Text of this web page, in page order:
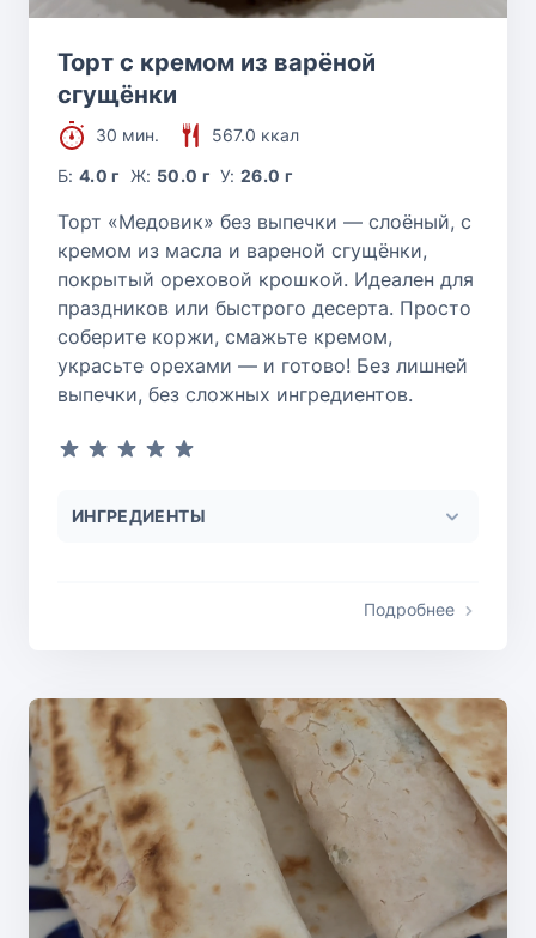
Торт с кремом из варёной
сгущёнки
30 мин.
567.0 ккал
Б:4.0 г Ж: 50.0 г У:26.0 г
Торт «Медовик» без выпечки — слоёный, с
кремом из масла и вареной сгущёнки,
покрытый ореховой крошкой. Идеален для
праздников или быстрого десерта. Просто
соберите коржи, смажьте кремом,
украсьте орехами — и готово! Без лишней
выпечки, без сложных ингредиентов.
ИНГРЕДИЕНТЫ
Подробнее